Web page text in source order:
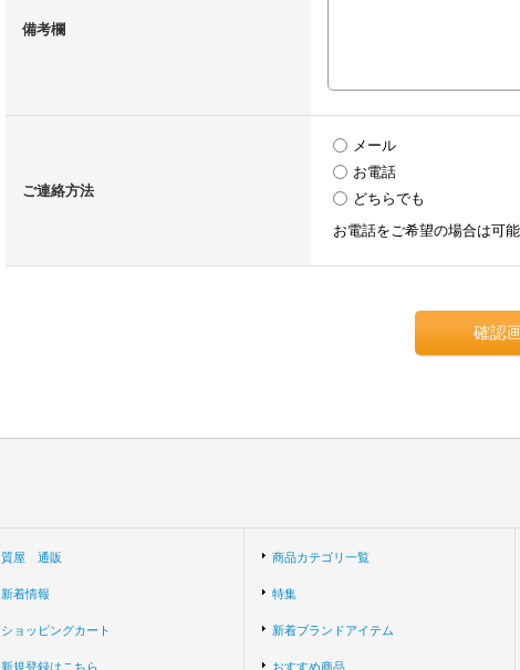
備考欄
ご連絡方法
メール
お電話
どちらでも
お電話をご希望の場合は可
質屋 通販
新着情報
ショッピングカート
新規登録はこちら
商品カテゴリ一覧
特集
新着ブランドアイテム
おすすめ商品